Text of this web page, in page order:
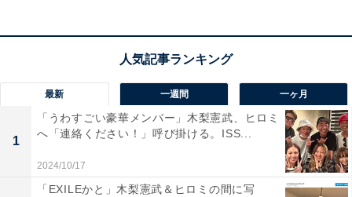
最新 一週間 一ヶ月
1
「うわすごい豪華メンバー」木梨憲武、ヒロミ
へ「連絡ください！」呼び掛ける。ISS...
2024/10/17
「EXILEかと」木梨憲武＆ヒロミの間に写